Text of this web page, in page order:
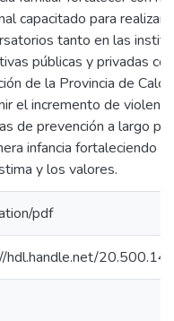
capacitado para realizar
tanto en las
públicas y privadas
de la Provincia de
el incremento de
de prevención a largo
infancia fortaleciendo la
y los valores.
pdf
hdl.handle.net/